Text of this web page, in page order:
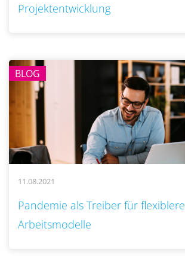
Projektentwicklung
BLOG
11.08.2021
Pandemie als Treiber für flexiblere
Arbeitsmodelle